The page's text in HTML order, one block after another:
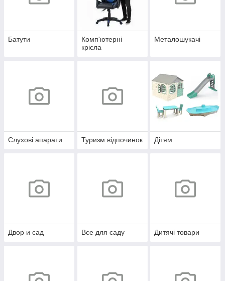
Батути
Комп'ютерні
крісла
Металошукачі
Слухові апарати Туризм відпочинок Дітям
Двор и сад Все для саду Дитячі товари